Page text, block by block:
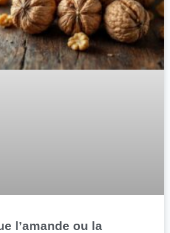
l’amande ou la